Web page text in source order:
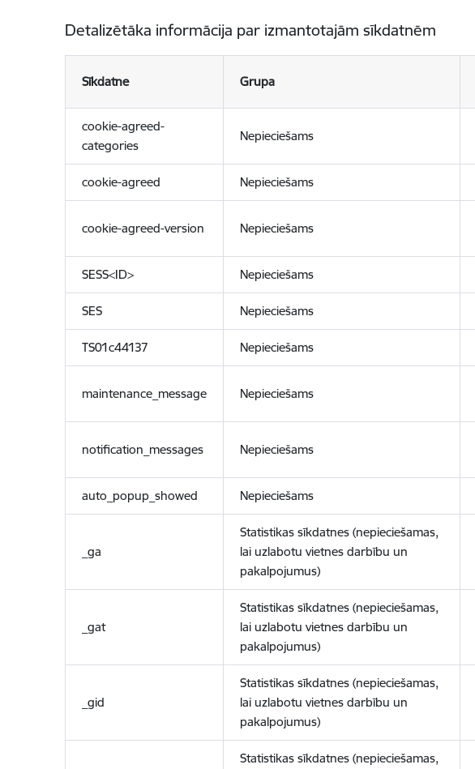
Detalizētāka informācija par izmantotajām sīkdatnēm
Sīkdatne Grupa
cookie-agreed-
categories
Nepieciešams
cookie-agreed Nepieciešams
cookie-agreed-version Nepieciešams
SESS<ID> Nepieciešams
SES Nepieciešams
TS01c44137 Nepieciešams
maintenance_message Nepieciešams
notification_messages Nepieciešams
auto_popup_showed Nepieciešams
_ga
Statistikas sīkdatnes (nepieciešamas,
lai uzlabotu vietnes darbību un
pakalpojumus)
_gat
Statistikas sīkdatnes (nepieciešamas,
lai uzlabotu vietnes darbību un
pakalpojumus)
_gid
Statistikas sīkdatnes (nepieciešamas,
lai uzlabotu vietnes darbību un
pakalpojumus)
Statistikas sīkdatnes (nepieciešamas,